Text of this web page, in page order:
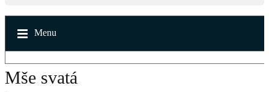
Menu
Mše svatá